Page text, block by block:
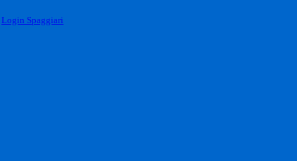
Login Spaggiari